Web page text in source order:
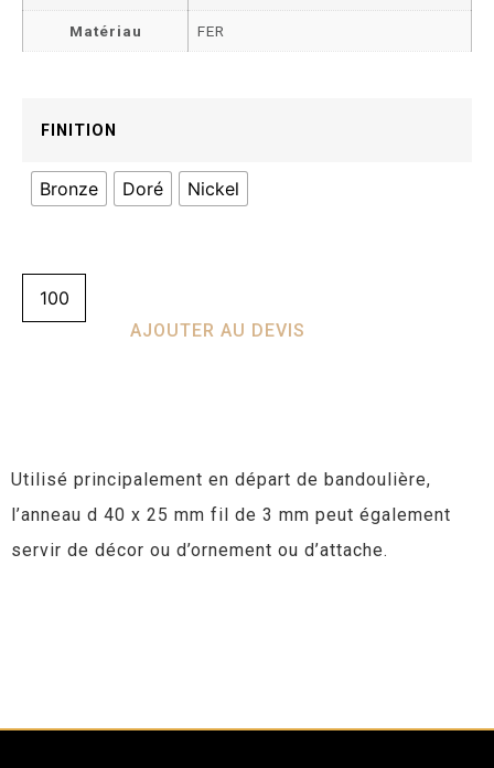
Matériau FER
FINITION
Bronze Doré Nickel
AJOUTER AU DEVIS
Utilisé principalement en départ de bandoulière,
l’anneau d 40 x 25 mm fil de 3 mm peut également
servir de décor ou d’ornement ou d’attache.